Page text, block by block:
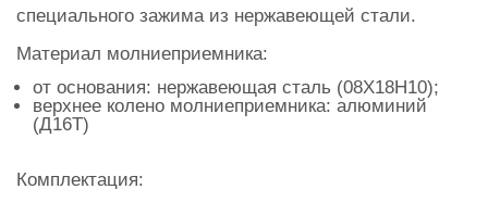
специального зажима из нержавеющей стали.
Материал молниеприемника:
от основания: нержавеющая сталь (08Х18Н10);
верхнее колено молниеприемника: алюминий
(Д16Т)
Комплектация: